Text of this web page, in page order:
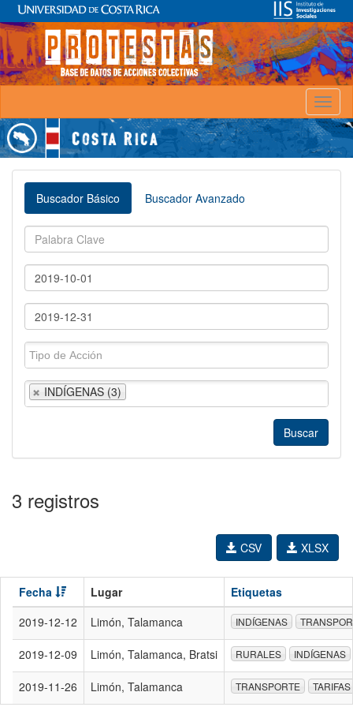
Buscador Básico Buscador Avanzado
INDÍGENAS (3)
3 registros
XLSX
CSV
Fecha Lugar
Etiquetas
2019-12-12
Limón, Talamanca INDÍGENAS
2019-12-09 Limón, Talamanca, Bratsi RURALES INDÍGENAS
2019-11-26 Limón, Talamanca TRANSPORTE TARIFAS